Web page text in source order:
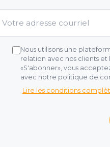
Nous utilisons une
relation avec nos clients
«S'abonner», vous
avec notre politique de
Lire les conditions